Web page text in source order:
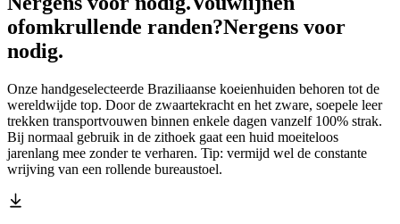
ofomkrullende randen?Nergens voor
nodig.
Onze handgeselecteerde Braziliaanse koeienhuiden behoren tot de
wereldwijde top. Door de zwaartekracht en het zware, soepele leer
trekken transportvouwen binnen enkele dagen vanzelf 100% strak.
Bij normaal gebruik in de zithoek gaat een huid moeiteloos
jarenlang mee zonder te verharen. Tip: vermijd wel de constante
wrijving van een rollende bureaustoel.